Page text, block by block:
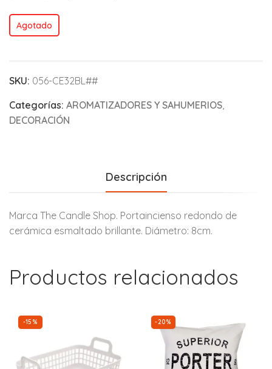
Agotado
SKU: 056-CE32BL##
Categorías: AROMATIZADORES Y SAHUMERIOS,
DECORACIÓN
Descripción
Marca The Candle Shop. Portaincienso redondo de
cerámica esmaltado brillante. Diámetro: 8cm.
Productos relacionados
-15% -20%